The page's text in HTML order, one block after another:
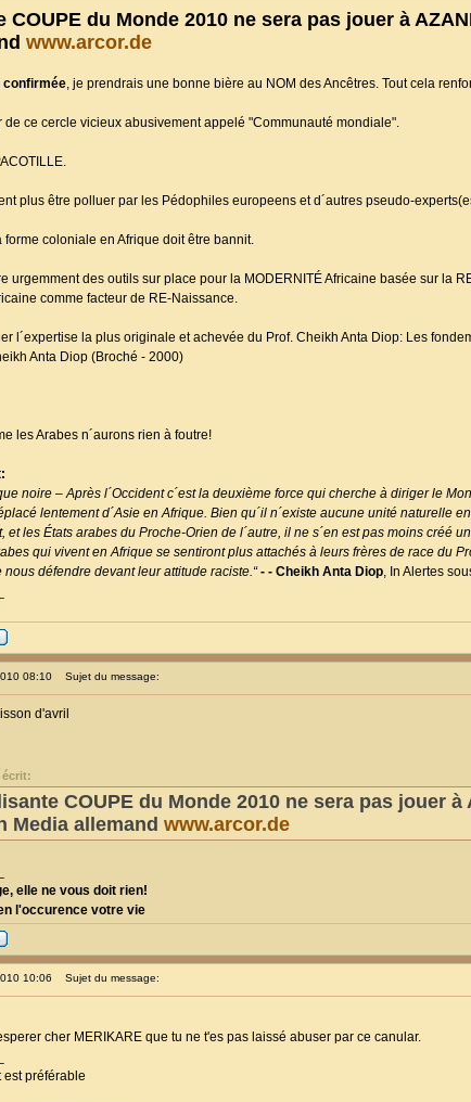
COUPE du Monde 2010 ne sera pas jouer à
www.arcor.de
confirmée, je prendrais une bonne bière au NOM des Ancêtres. Tout cela
de ce cercle vicieux abusivement appelé "Communauté mondiale".
plus être polluer par les Pédophiles europeens et d´autres pseudo-
forme coloniale en Afrique doit être bannit.
urgemment des outils sur place pour la MODERNITÉ Africaine basée sur la
comme facteur de RE-Naissance.
l´expertise la plus originale et achevée du Prof. Cheikh Anta Diop: Les
Anta Diop (Broché - 2000)
les Arabes n´aurons rien à foutre!
noire – Après l´Occident c´est la deuxième force qui cherche à diriger le
lentement d´Asie en Afrique. Bien qu´il n´existe aucune unité naturelle
et les États arabes du Proche-Orien de l´autre, il ne s´en est pas moins créé
qui vivent en Afrique se sentiront plus attachés à leurs frères de race du
défendre devant leur attitude raciste.“ - - Cheikh Anta Diop, In Alertes
08:10 Sujet du message:
d'avril
écrit:
COUPE du Monde 2010 ne sera pas jouer
Media allemand www.arcor.de
elle ne vous doit rien!
l'occurence votre vie
10:06 Sujet du message:
cher MERIKARE que tu ne t'es pas laissé abuser par ce canular.
préférable